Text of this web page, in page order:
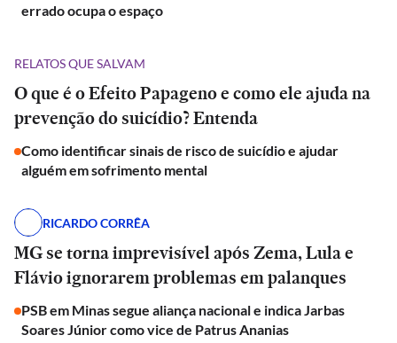
errado ocupa o espaço
RELATOS QUE SALVAM
O que é o Efeito Papageno e como ele ajuda na
prevenção do suicídio? Entenda
Como identificar sinais de risco de suicídio e ajudar
alguém em sofrimento mental
RICARDO CORRÊA
MG se torna imprevisível após Zema, Lula e
Flávio ignorarem problemas em palanques
PSB em Minas segue aliança nacional e indica Jarbas
Soares Júnior como vice de Patrus Ananias